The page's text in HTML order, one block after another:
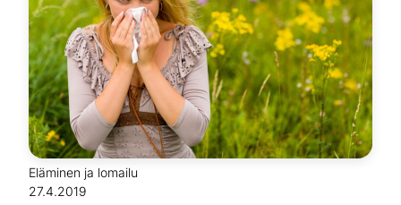
Eläminen ja lomailu
27.4.2019